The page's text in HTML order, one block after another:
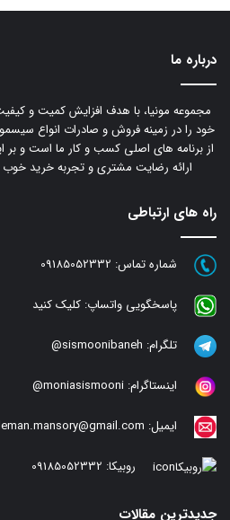
درباره ما
مجموعه مونیا، با هدف افزایش کمیت و
خود را در زمینه فروش و صادرات انواع
از برنامه های اصلی کسب و کار ما است و
ارائه رضایت مشتری و تجربه خرید
راه های ارتباطی
شماره تماس: 09185052332
پاسخگویی واتساپ: کلیک کنید
تلگرام: sismoonibaneh@
اینستاگرام: moniasismooni@
ایمیل:
روبیکا: 09185052332
جدیدترین مقالات